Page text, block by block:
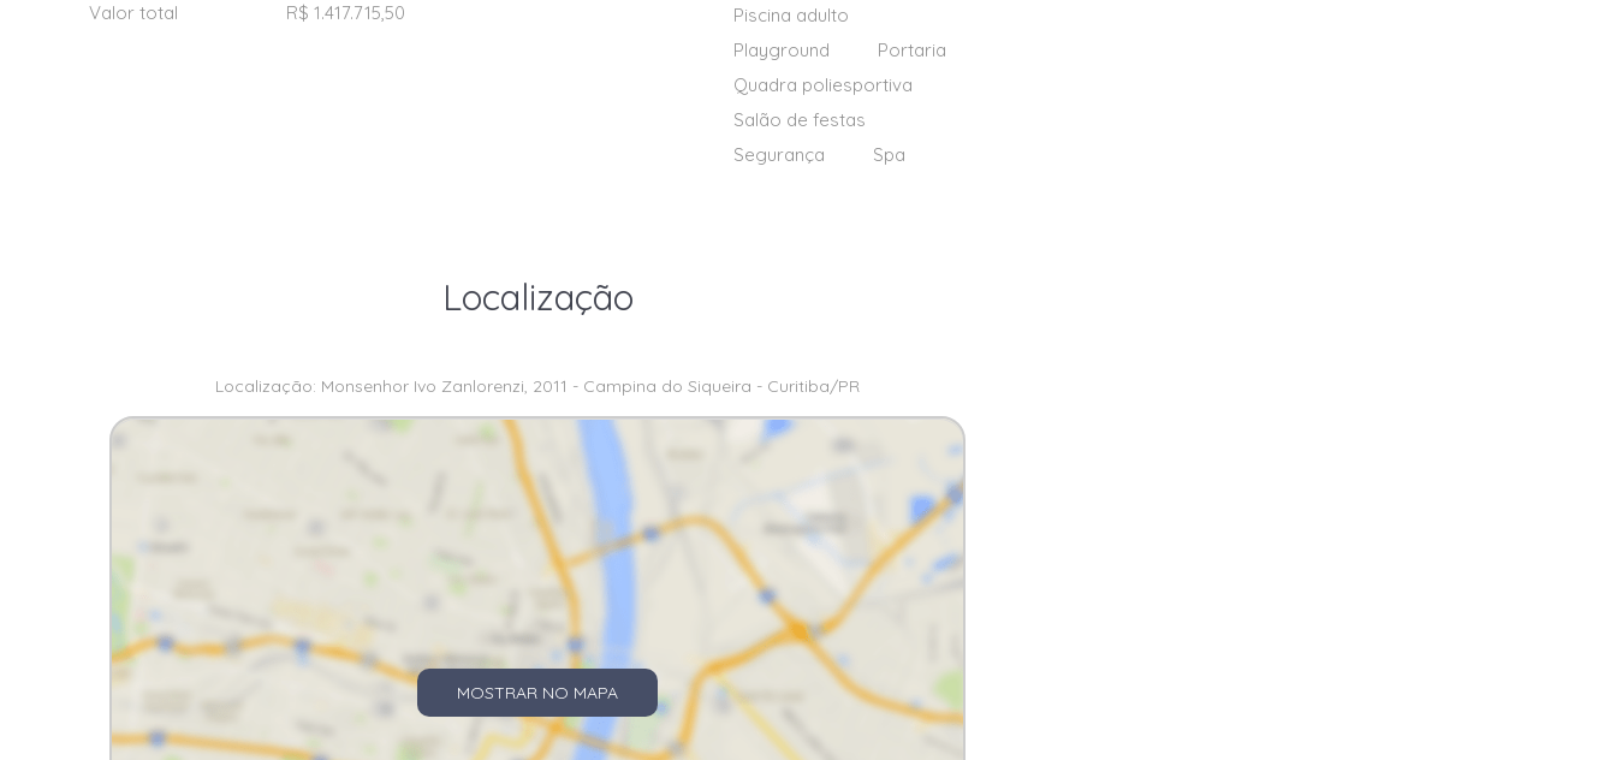
Valor total
R$ 1.417.715,50
Piscina adulto
Playground
Portaria
Quadra poliesportiva
Salão de festas
Segurança
Spa
Localização
Localização: Monsenhor Ivo Zanlorenzi, 2011 - Campina do Siqueira - Curitiba/PR
MOSTRAR NO MAPA